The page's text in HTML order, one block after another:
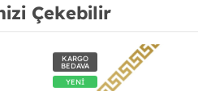
Çekebilir
KARGO
BEDAVA
YENİ